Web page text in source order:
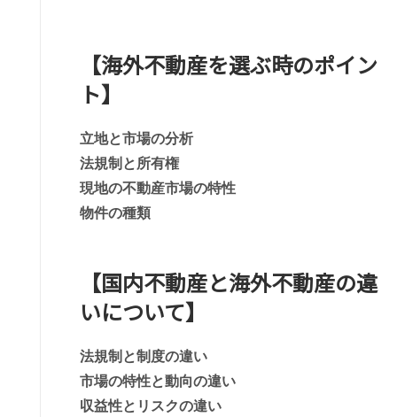
【海外不動産を選ぶ時のポイン
ト】
立地と市場の分析
法規制と所有権
現地の不動産市場の特性
物件の種類
【国内不動産と海外不動産の違
いについて】
法規制と制度の違い
市場の特性と動向の違い
収益性とリスクの違い